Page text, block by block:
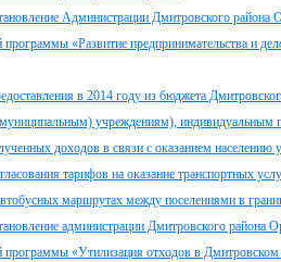
Администрации Дмитровского
«Развитие предпринимательства и
в 2014 году из бюджета
учреждениям), индивидуальным
доходов в связи с оказанием населению
тарифов на оказание транспортных
маршрутах между поселениями в
администрации Дмитровского района
«Утилизация отходов в Дмитровском